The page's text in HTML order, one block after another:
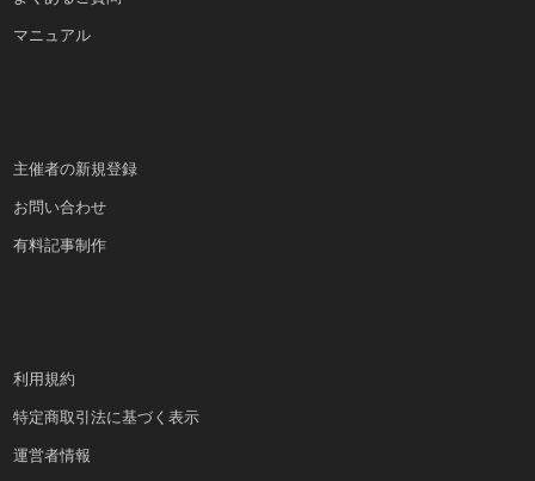
マニュアル
主催者の新規登録
お問い合わせ
有料記事制作
利用規約
特定商取引法に基づく表示
運営者情報